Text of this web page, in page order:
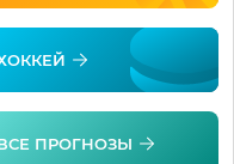
ПРОГНОЗЫ